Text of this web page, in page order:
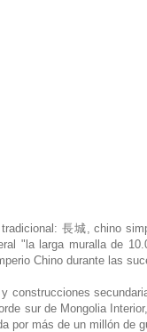
長城, chino
"la larga muralla de
Chino durante las
construcciones
sur de Mongolia
por más de un millón de